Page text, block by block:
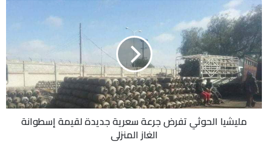
مليشيا
الحوثي
تفرض
جرعة
سعرية
جديدة
لقيمة
إسطوانة
الغاز
المنزليمليشيا الحوثي تفرض جرعة سعرية جديدة لقيمة إسطوانة
الغاز المنزلي